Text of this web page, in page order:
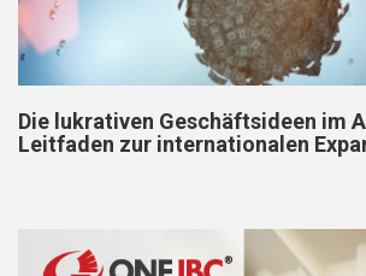
Die lukrativen Geschäftsideen im
Leitfaden zur internationalen